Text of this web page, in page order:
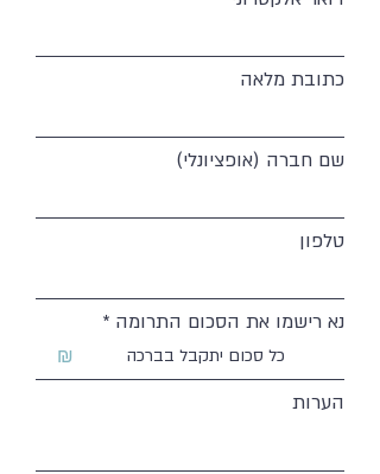
כתובת מלאה
שם חברה (אופציונלי)
טלפון
נא רישמו את הסכום התרומה
₪
הערות